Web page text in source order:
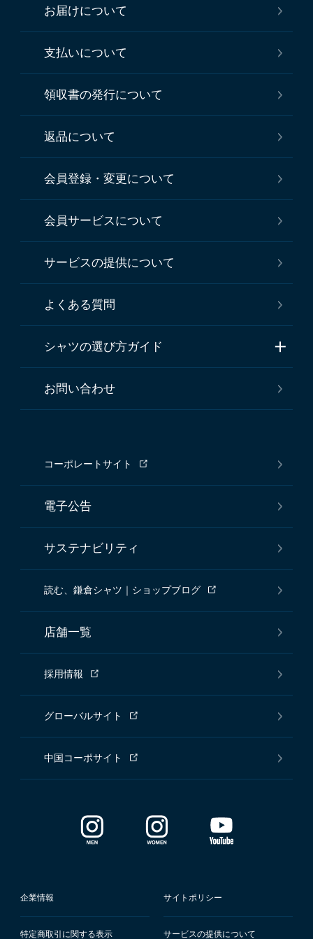
お届けについて
支払いについて
領収書の発行について
返品について
会員登録・変更について
会員サービスについて
サービスの提供について
よくある質問
シャツの選び方ガイド
お問い合わせ
コーポレートサイト
電子公告
サステナビリティ
読む、鎌倉シャツ｜ショップブログ
店舗一覧
採用情報
グローバルサイト
中国コーポサイト
企業情報 サイトポリシー
特定商取引に関する表示 サービスの提供について